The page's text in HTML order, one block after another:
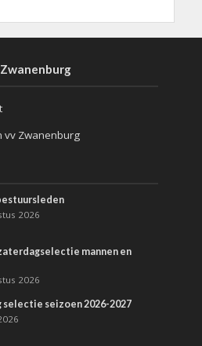
vv Zwanenburg
2026
mannen en
2026
seizoen 2026-2027